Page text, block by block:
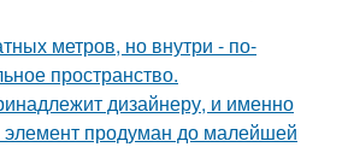
метров, но внутри - по-
пространство.
дизайнеру, и именно
продуман до малейшей